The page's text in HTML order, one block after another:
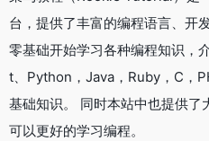
台，提供了丰富的编程语言、开
零基础开始学习各种编程知识，
t、Python，Java，Ruby，C，
基础知识。 同时本站中也提供了
可以更好的学习编程。